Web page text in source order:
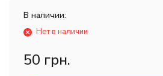
В наличии:
Нет в наличии
50 грн.